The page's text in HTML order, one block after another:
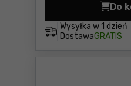
Wysyłka w 1 dzień
DostawaGRATIS
Do